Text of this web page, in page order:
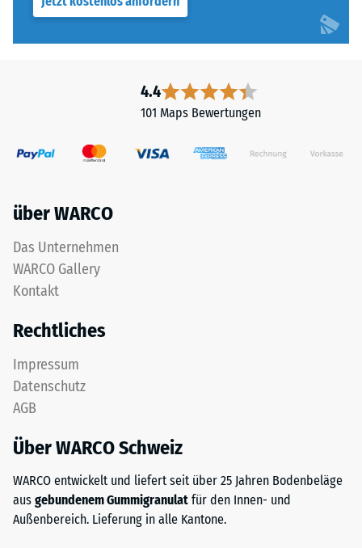
4.4
101 Maps Bewertungen
über WARCO
Das Unternehmen
WARCO Gallery
Kontakt
Rechtliches
Impressum
Datenschutz
AGB
Über WARCO Schweiz
WARCO entwickelt und liefert seit über 25 Jahren Bodenbeläge
aus gebundenem Gummigranulat für den Innen- und
Außenbereich. Lieferung in alle Kantone.